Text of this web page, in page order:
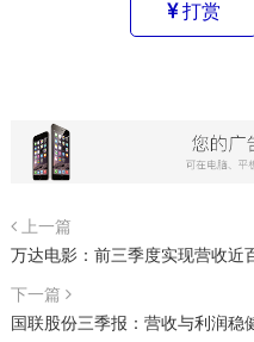
打赏
上一篇
万达电影：前三季度实现营收近
下一篇
国联股份三季报：营收与利润稳